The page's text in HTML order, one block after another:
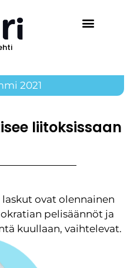
2021
liitoksissaan
ovat olennainen
pelisäännöt ja
kuullaan, vaihtelevat.